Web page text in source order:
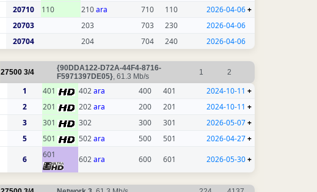
20710 110 210ara 710 110 2026-04-06+
20703 203 703 230
2026-04-06
20704 204 704 240 2026-04-06
27500 3/4
{90DDA122-D72A-44F4-8716-
F5971397DE05}, 61.3 Mb/s 1 2
1 401 402ara 400 401 2024-10-11 +
2 201 202ara 200 201 2024-10-11 +
3 301 302 300 301 2026-05-07+
5 501 502ara 500 501 2026-04-27+
6 601 602ara 600 601 2026-05-30+